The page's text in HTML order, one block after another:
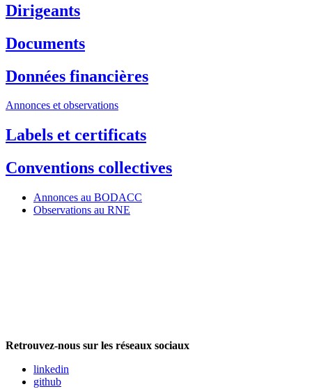
Dirigeants
Documents
Données financières
Annonces et observations
Labels et certificats
Conventions collectives
Annonces au BODACC
Observations au RNE
Retrouvez-nous sur les réseaux sociaux
linkedin
github